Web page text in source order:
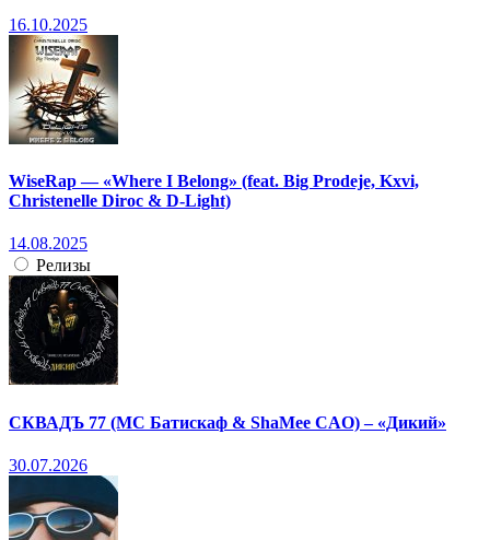
16.10.2025
WiseRap — «Where I Belong» (feat. Big Prodeje, Kxvi,
Christenelle Diroc & D-Light)
14.08.2025
Релизы
СКВАДЪ 77 (МС Батискаф & ShaMee CAO) – «Дикий»
30.07.2026